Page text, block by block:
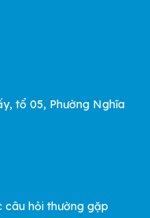
tổ 05, Phường Nghĩa
câu hỏi thường gặp